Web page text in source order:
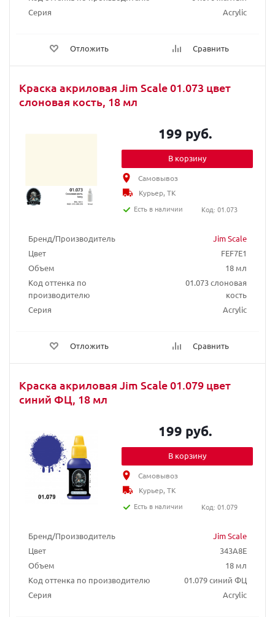
Серия
Acrylic
Отложить Сравнить
Краска акриловая Jim Scale 01.073 цвет
слоновая кость, 18 мл
Бренд/Производитель
Jim Scale
Цвет
FEF7E1
Объем
18 мл
Код оттенка по
производителю
01.073 слоновая
кость
Серия
Acrylic
Отложить Сравнить
199 руб.
В корзину
Самовывоз
Курьер, ТК
Есть в наличии
Код: 01.073
Краска акриловая Jim Scale 01.079 цвет
синий ФЦ, 18 мл
Бренд/Производитель
Jim Scale
Цвет
343A8E
Объем
18 мл
Код оттенка по производителю
01.079 синий ФЦ
Серия
Acrylic
199 руб.
В корзину
Самовывоз
Курьер, ТК
Есть в наличии
Код: 01.079